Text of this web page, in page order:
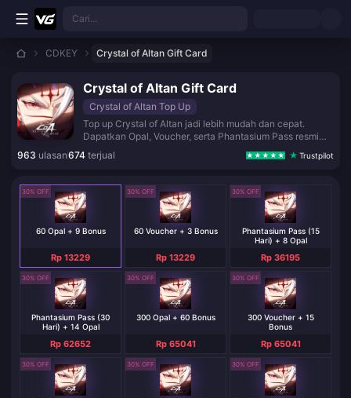
Lewati ke konten utama
Cari...
CDKEY Crystal of Altan Gift Card
Crystal of Altan Gift Card
Crystal of Altan Top Up
Top up Crystal of Altan jadi lebih mudah dan cepat.
Dapatkan Opal, Voucher, serta Phantasium Pass resmi
untuk unlock item eksklusif. Transaksi aman, pengiriman
instan, dan siap digunakan untuk push rank sekarang
963 ulasan674 terjual Trustpilot
30% OFF
60 Opal + 9 Bonus
Rp 13229
30% OFF
60 Voucher + 3 Bonus
Rp 13229
30% OFF
Phantasium Pass (15
Hari) + 8 Opal
Rp 36195
30% OFF
Phantasium Pass (30
Hari) + 14 Opal
Rp 62652
30% OFF
300 Opal + 60 Bonus
Rp 65041
30% OFF
300 Voucher + 15
Bonus
Rp 65041
30% OFF 30% OFF 30% OFF